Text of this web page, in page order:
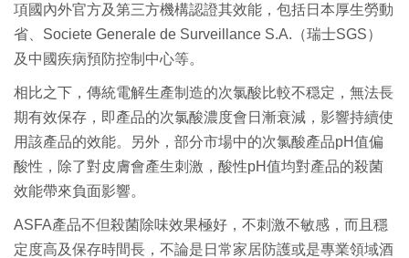
項國內外官方及第三方機構認證其效能， 包括日本厚生勞動
省、Societe Generale de Surveillance S.A.（瑞士SGS）
及中國疾病預防控制中心等。
相比之下，傳統電解生產制造的次氯酸比較不穏定， 無法長
期有效保存，即產品的次氯酸濃度會日漸衰減， 影響持續使
用該產品的效能。另外，部分市場中的次氯酸產品pH值偏
酸性，除了對皮膚會產生刺激，酸性pH值均對產品的殺菌
效能帶來負面影響。
ASFA產品不但殺菌除味效果極好，不刺激不敏感， 而且穩
定度高及保存時間長， 不論是日常家居防護或是專業領域酒